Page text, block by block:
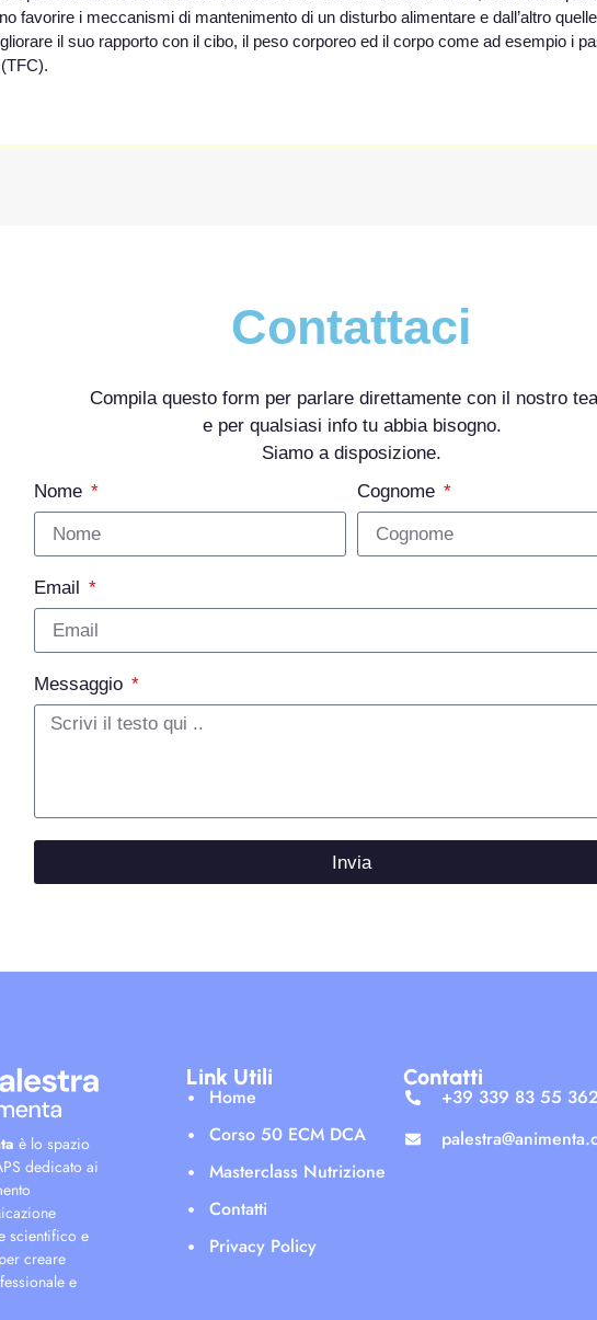
favorire i meccanismi di mantenimento di un disturbo alimentare e dall’altro
il suo rapporto con il cibo, il peso corporeo ed il corpo come ad esempio i
Contattaci
Compila questo form per parlare direttamente con il nostro
e per qualsiasi info tu abbia bisogno.
Siamo a disposizione.
Nome
Cognome
Email
Messaggio
Invia
è lo spazio
dedicato ai
scientifico e
creare
e
Link Utili
Home
Corso 50 ECM DCA
Masterclass Nutrizione
Contatti
Privacy Policy
Contatti
+39 339 83 55